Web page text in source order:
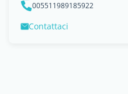
005511989185922
Contattaci